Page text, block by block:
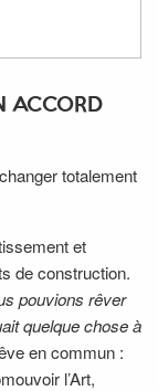
ACCORD
totalement
et
de construction.
pouvions rêver
quelque chose à
en commun :
l’Art,